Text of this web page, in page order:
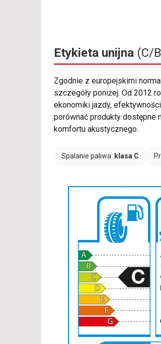
Etykieta unijna (C/
Zgodnie z europejskimi
szczegóły poniżej. Od 2012
ekonomiki jazdy,
porównać produkty dostępne
komfortu akustycznego.
Spalanie paliwa: klasa C